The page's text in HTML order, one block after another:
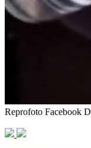
Reprofoto Facebook